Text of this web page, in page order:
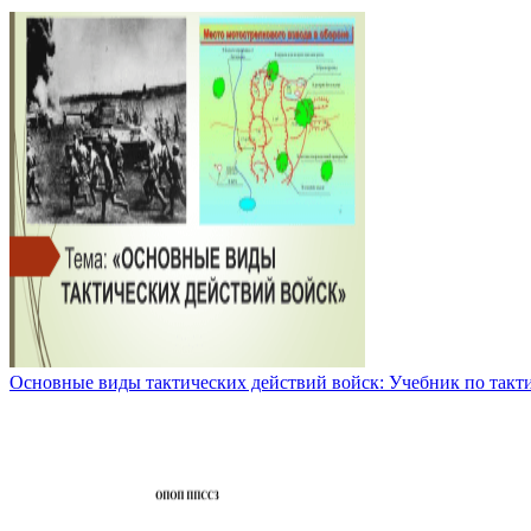
Основные виды тактических действий войск: Учебник по